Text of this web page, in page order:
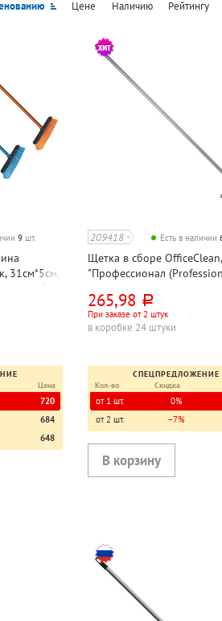
Цене Наличию Рейтингу
9 шт.
31см*5см,
Цена
720
684
648
209418 Есть в наличии
Щетка в сборе OfficeClean,
"Профессионал
30см, серая, с черенком,
еврорезьба, мягкая
265,98 руб.
При заказе от 2 штук
в коробке 24 штуки
СПЕЦПРЕДЛОЖЕНИЕ
Кол-во
Скидка
от 1 шт. 0%
от 2 шт.
−7%